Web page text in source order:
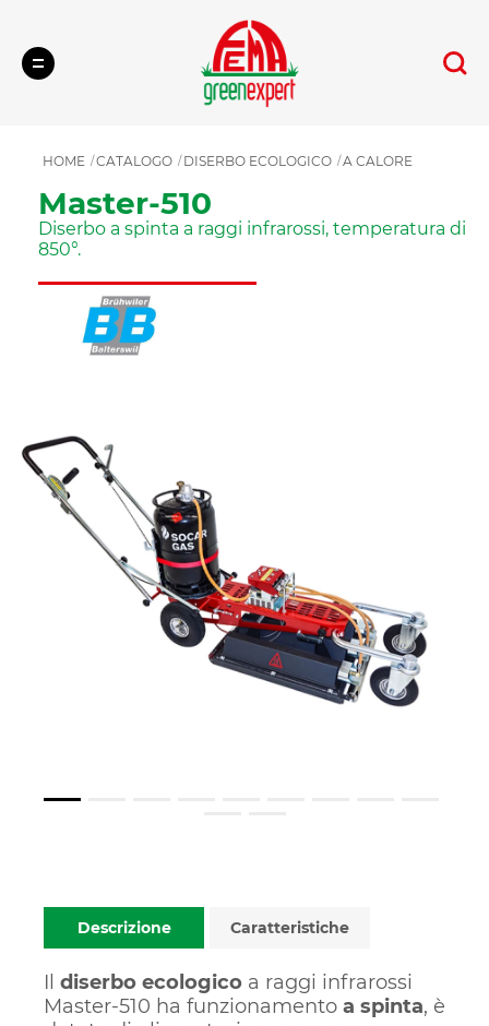
Cerca
HOME CATALOGO DISERBO ECOLOGICO A CALORE
Master-510
Diserbo a spinta a raggi infrarossi, temperatura di
850°.
Descrizione Caratteristiche
Il diserbo ecologico a raggi infrarossi
Master-510 ha funzionamento a spinta, è